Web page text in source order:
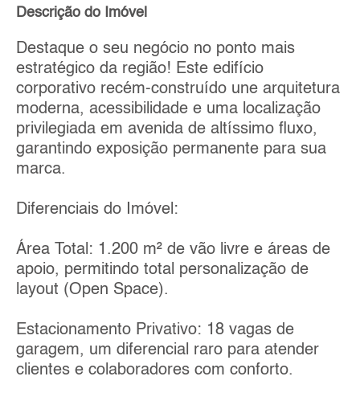
Descrição do Imóvel
Destaque o seu negócio no ponto mais
estratégico da região! Este edifício
corporativo recém-construído une arquitetura
moderna, acessibilidade e uma localização
privilegiada em avenida de altíssimo fluxo,
garantindo exposição permanente para sua
marca.
Diferenciais do Imóvel:
Área Total: 1.200 m² de vão livre e áreas de
apoio, permitindo total personalização de
layout (Open Space).
Estacionamento Privativo: 18 vagas de
garagem, um diferencial raro para atender
clientes e colaboradores com conforto.